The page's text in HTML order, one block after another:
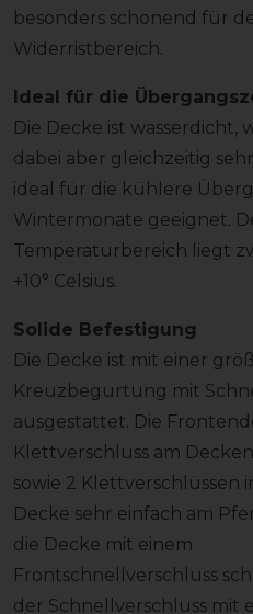
besonders schonend für
Widerristbereich.
Ideal für die
Die Decke ist
dabei aber gleichzeitig
ideal für die kühlere
Wintermonate geeignet.
Temperaturbereich liegt
+10° Celsius.
Solide Befestigung
Die Decke ist mit einer
Kreuzbegurtung mit
ausgestattet. Die
Klettverschluss am
sowie 2 Klettverschlüssen
Decke sehr einfach am
die Decke mit einem
Frontschnellverschluss
der Schnellverschluss mit